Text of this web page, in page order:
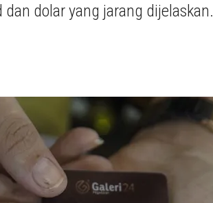
dolar yang jarang dijelaskan.